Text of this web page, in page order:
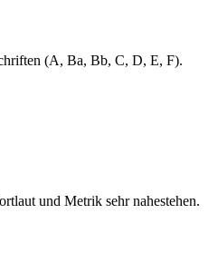
(A, Ba, Bb, C, D, E, F).
und Metrik sehr nahestehen.